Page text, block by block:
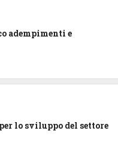
adempimenti e
lo sviluppo del settore